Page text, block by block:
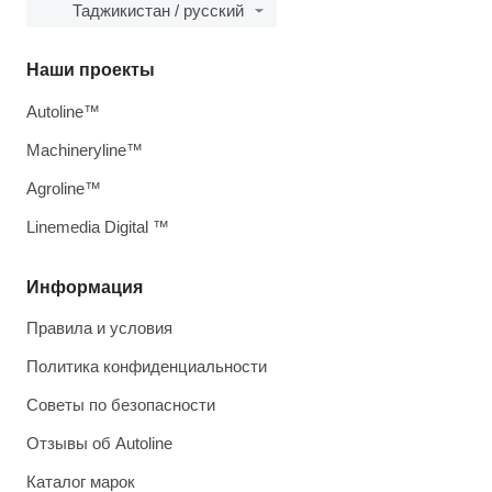
Таджикистан / русский
Информация
Правила и условия
Политика конфиденциальности
Советы по безопасности
Отзывы об Autoline
Каталог марок
Наши проекты
Autoline™
Machineryline™
Agroline™
Linemedia Digital ™